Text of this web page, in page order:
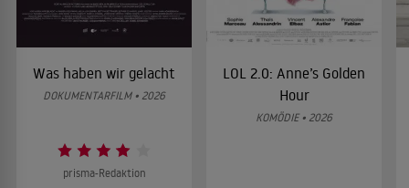
Was haben wir gelacht
DOKUMENTARFILM • 2026
prisma-Redaktion
LOL 2.0: Anne’s Golden
Hour
KOMÖDIE • 2026